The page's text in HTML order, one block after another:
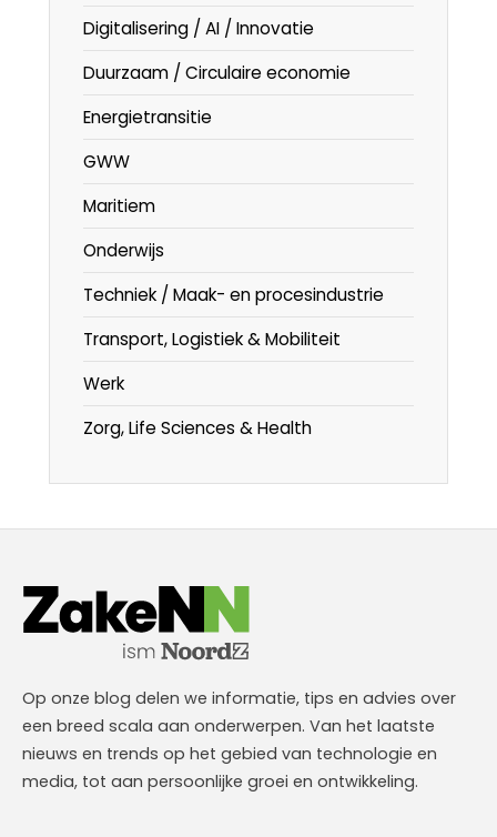
Digitalisering / AI / Innovatie
Duurzaam / Circulaire economie
Energietransitie
GWW
Maritiem
Onderwijs
Techniek / Maak- en procesindustrie
Transport, Logistiek & Mobiliteit
Werk
Zorg, Life Sciences & Health
Op onze blog delen we informatie, tips en advies over
een breed scala aan onderwerpen. Van het laatste
nieuws en trends op het gebied van technologie en
media, tot aan persoonlijke groei en ontwikkeling.